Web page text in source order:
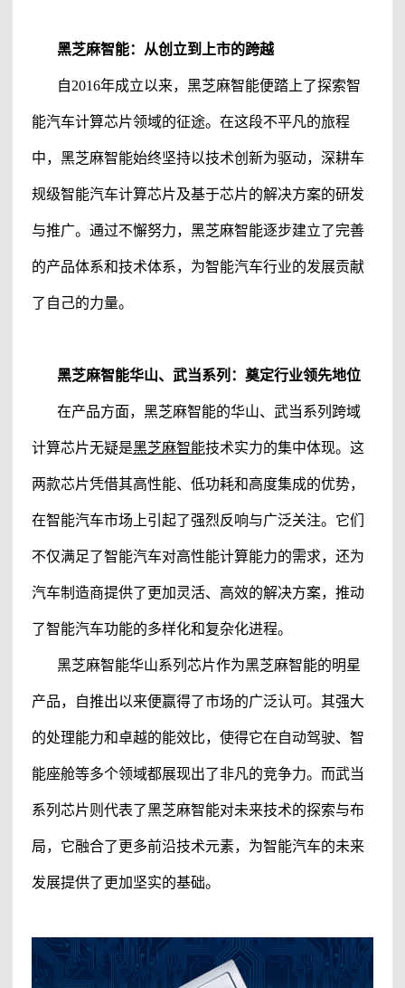
黑芝麻智能：从创立到上市的跨越
自2016年成立以来， 黑芝麻智能便踏上了探索智
能汽车计算芯片领域的征途。在这段不平凡的旅程
中， 黑芝麻智能始终坚持以技术创新为驱动，深耕车
规级智能汽车计算芯片及基于芯片的解决方案的研发
与推广。通过不懈努力， 黑芝麻智能逐步建立了完善
的产品体系和技术体系，为智能汽车行业的发展贡献
了自己的力量。
黑芝麻智能华山、武当系列：奠定行业领先地位
在产品方面，黑芝麻智能的华山、武当系列跨域
计算芯片无疑是黑芝麻智能技术实力的集中体现。这
两款芯片凭借其高性能、低功耗和高度集成的优势，
在智能汽车市场上引起了强烈反响与广泛关注。它们
不仅满足了智能汽车对高性能计算能力的需求，还为
汽车制造商提供了更加灵活、高效的解决方案，推动
了智能汽车功能的多样化和复杂化进程。
黑芝麻智能华山系列芯片作为黑芝麻智能的明星
产品，自推出以来便赢得了市场的广泛认可。其强大
的处理能力和卓越的能效比，使得它在自动驾驶、智
能座舱等多个领域都展现出了非凡的竞争力。而武当
系列芯片则代表了黑芝麻智能对未来技术的探索与布
局，它融合了更多前沿技术元素，为智能汽车的未来
发展提供了更加坚实的基础。